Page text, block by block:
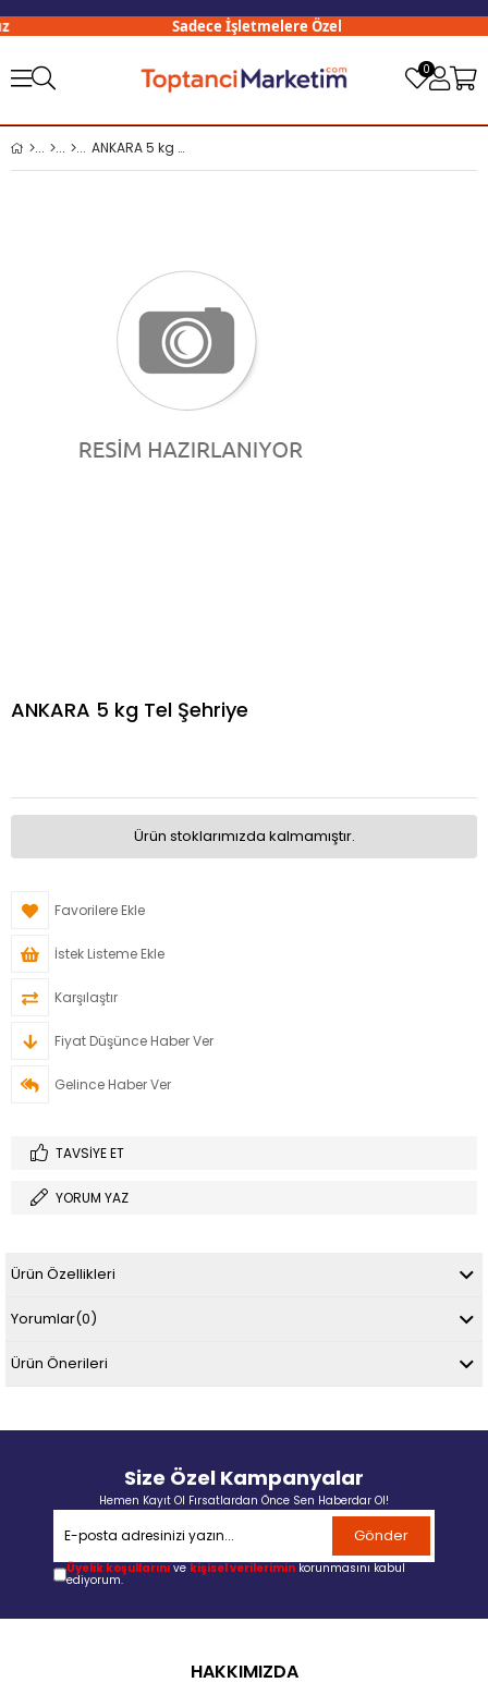
Sadece İşletmelere Özel
0
ANKARA 5 kg Tel Şehriye
ANKARA 5 kg Tel Şehriye
Ürün stoklarımızda kalmamıştır.
Favorilere Ekle
İstek Listeme Ekle
Karşılaştır
Fiyat Düşünce Haber Ver
Gelince Haber Ver
TAVSIYE ET
YORUM YAZ
Ürün Özellikleri
Yorumlar(0)
Ürün Önerileri
Size Özel Kampanyalar
Hemen Kayıt Ol Fırsatlardan Önce Sen Haberdar Ol!
Gönder
Üyelik koşullarını ve kişisel verilerimin korunmasını kabul
ediyorum.
HAKKIMIZDA